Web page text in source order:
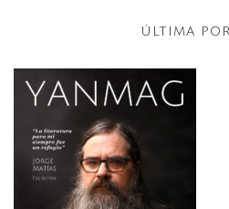
ÚLTIMA